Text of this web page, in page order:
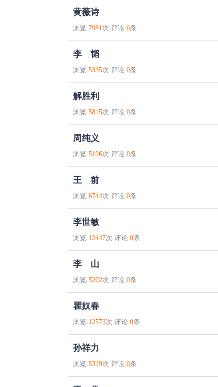
黄薇诗
浏览:7981次 评论:0条
李 韬
浏览:5335次 评论:0条
解胜利
浏览:5815次 评论:0条
周纯义
浏览:5196次 评论:0条
王 前
浏览:6744次 评论:0条
李世敏
浏览:12447次 评论:0条
李 山
浏览:5202次 评论:0条
瞿奴春
浏览:12573次 评论:0条
孙祥力
浏览:5319次 评论:0条